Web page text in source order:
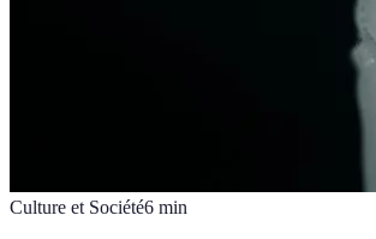
Culture et Société6 min